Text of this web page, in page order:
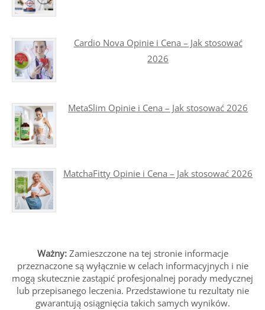
Cardio Nova Opinie i Cena – Jak stosować
2026
MetaSlim Opinie i Cena – Jak stosować 2026
MatchaFitty Opinie i Cena – Jak stosować 2026
Ważny:Zamieszczone na tej stronie informacje
przeznaczone są wyłącznie w celach informacyjnych i nie
mogą skutecznie zastąpić profesjonalnej porady medycznej
lub przepisanego leczenia. Przedstawione tu rezultaty nie
gwarantują osiągnięcia takich samych wyników.